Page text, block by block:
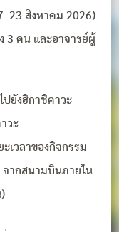
สิงหาคม 2026)
3 คน และอาจารย์ผู้
ปยังฮิกาชิคาวะ
วะ
เวลาของกิจกรรม
จากสนามบินภายใน